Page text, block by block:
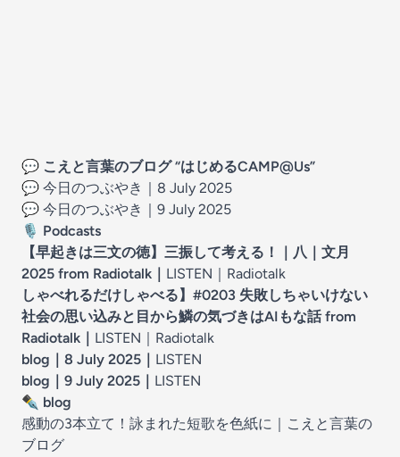
💬 こえと言葉のブログ “はじめるCAMP@Us”
💬 今日のつぶやき｜8 July 2025
💬 今日のつぶやき｜9 July 2025
🎙️ Podcasts
【早起きは三文の徳】三振して考える！｜八｜文月
2025 from Radiotalk ｜ LISTEN｜ Radiotalk
しゃべれるだけしゃべる】#0203 失敗しちゃいけない
社会の思い込みと目から鱗の気づきはAIもな話 from
Radiotalk ｜ LISTEN｜ Radiotalk
blog｜8 July 2025 ｜ LISTEN
blog｜9 July 2025 ｜ LISTEN
✒️ blog
感動の3本立て！詠まれた短歌を色紙に ｜ こえと言葉の
ブログ